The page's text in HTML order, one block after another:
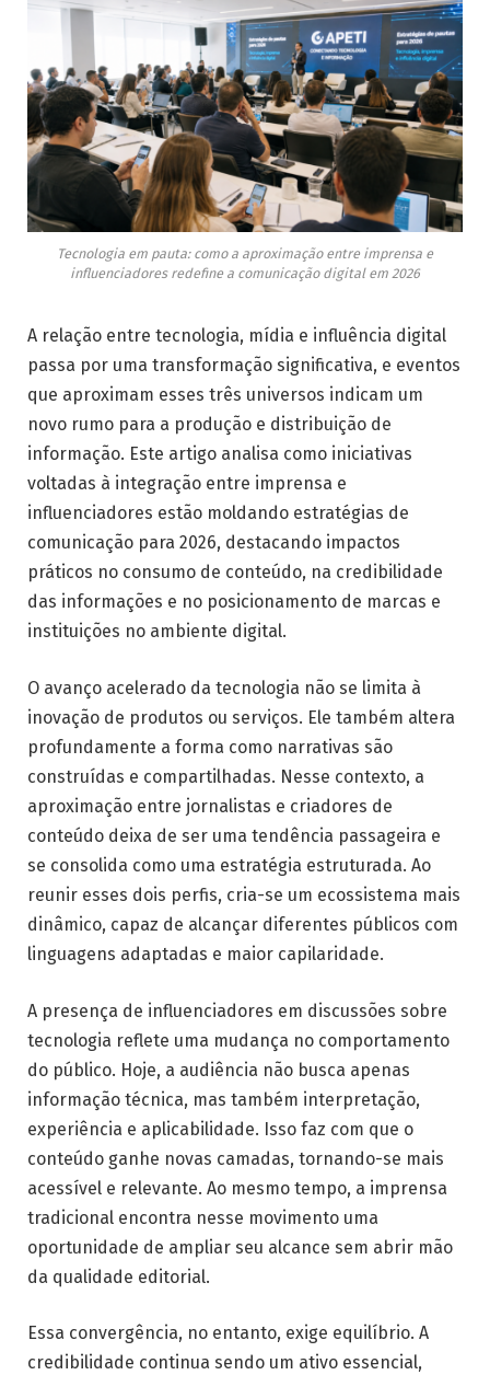
Tecnologia em pauta: como a aproximação entre imprensa e
influenciadores redefine a comunicação digital em 2026
A relação entre tecnologia, mídia e influência digital
passa por uma transformação significativa, e eventos
que aproximam esses três universos indicam um
novo rumo para a produção e distribuição de
informação. Este artigo analisa como iniciativas
voltadas à integração entre imprensa e
influenciadores estão moldando estratégias de
comunicação para 2026, destacando impactos
práticos no consumo de conteúdo, na credibilidade
das informações e no posicionamento de marcas e
instituições no ambiente digital.
O avanço acelerado da tecnologia não se limita à
inovação de produtos ou serviços. Ele também altera
profundamente a forma como narrativas são
construídas e compartilhadas. Nesse contexto, a
aproximação entre jornalistas e criadores de
conteúdo deixa de ser uma tendência passageira e
se consolida como uma estratégia estruturada. Ao
reunir esses dois perfis, cria-se um ecossistema mais
dinâmico, capaz de alcançar diferentes públicos com
linguagens adaptadas e maior capilaridade.
A presença de influenciadores em discussões sobre
tecnologia reflete uma mudança no comportamento
do público. Hoje, a audiência não busca apenas
informação técnica, mas também interpretação,
experiência e aplicabilidade. Isso faz com que o
conteúdo ganhe novas camadas, tornando-se mais
acessível e relevante. Ao mesmo tempo, a imprensa
tradicional encontra nesse movimento uma
oportunidade de ampliar seu alcance sem abrir mão
da qualidade editorial.
Essa convergência, no entanto, exige equilíbrio. A
credibilidade continua sendo um ativo essencial,